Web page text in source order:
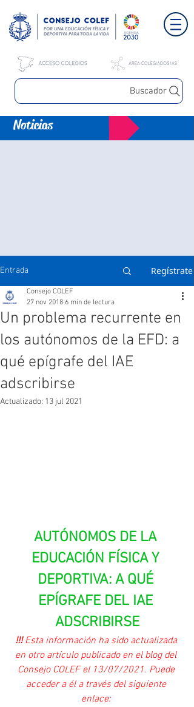
Buscador
Noticias
Entrada Regístrate
Un problema recurrente en
los autónomos de la EFD: a
qué epígrafe del IAE
adscribirse
Consejo COLEF
27 nov 2018 6 min de lectura
Actualizado: 13 jul 2021
AUTÓNOMOS DE LA
EDUCACIÓN FÍSICA Y
DEPORTIVA: A QUÉ
EPÍGRAFE DEL IAE
ADSCRIBIRSE
!!! Esta información ha sido actualizada
en otro artículo publicado en el blog del
Consejo COLEF el 13/07/2021. Puede
acceder a él a través del siguiente
enlace: